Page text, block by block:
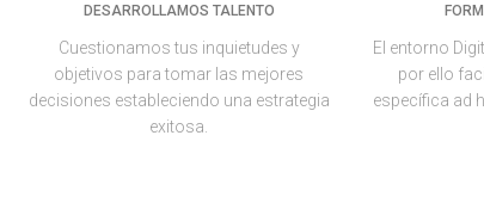
DESARROLLAMOS TALENTO
Cuestionamos tus inquietudes y
objetivos para tomar las mejores
decisiones estableciendo una estrategia
exitosa.
El entorno
por ello
específica ad